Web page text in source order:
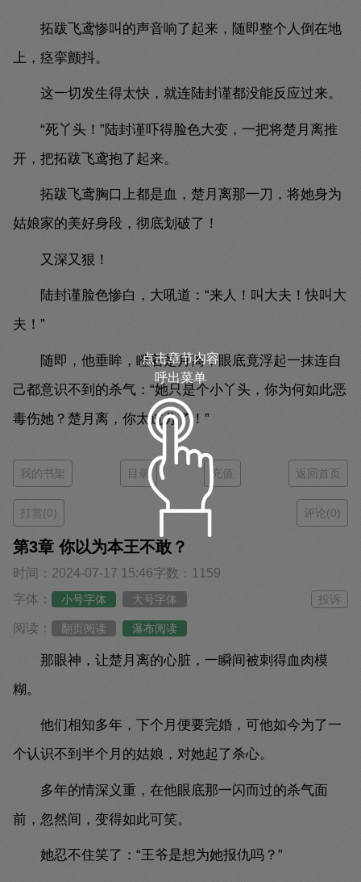
拓跋飞鸢惨叫的声音响了起来，随即整个人倒在地
上，痉挛颤抖。
这一切发生得太快，就连陆封谨都没能反应过来。
“死丫头！”陆封谨吓得脸色大变，一把将楚月离推
开，把拓跋飞鸢抱了起来。
拓跋飞鸢胸口上都是血，楚月离那一刀，将她身为
姑娘家的美好身段，彻底划破了！
又深又狠！
陆封谨脸色惨白，大吼道：“来人！叫大夫！快叫大
夫！”
随即，他垂眸，瞪着楚月离，眼底竟浮起一抹连自
己都意识不到的杀气：“她只是个小丫头，你为何如此恶
毒伤她？楚月离，你太过分了！”
我的书架 目录 充值 返回首页
打赏(0) 评论(0)
第3章 你以为本王不敢？
时间：2024-07-17 15:46字数：1159
字体：
小号字体 大号字体 投诉
阅读： 翻页阅读 瀑布阅读
那眼神，让楚月离的心脏，一瞬间被刺得血肉模
糊。
他们相知多年，下个月便要完婚，可他如今为了一
个认识不到半个月的姑娘，对她起了杀心。
多年的情深义重，在他眼底那一闪而过的杀气面
前，忽然间，变得如此可笑。
她忍不住笑了：“王爷是想为她报仇吗？”
点击章节内容
呼出菜单